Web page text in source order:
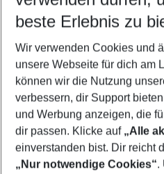
5-8
2 Erwachsene Keine Kinder
Mehr Filter
beste Erlebnis zu
Wir verwenden Cookies und
unsere Webseite für dich am
können wir die Nutzung
verbessern, dir Support
und Werbung anzeigen, die
dir passen. Klicke auf „Alle
einverstanden bist. Dir reicht
„Nur notwendige Cookies“.